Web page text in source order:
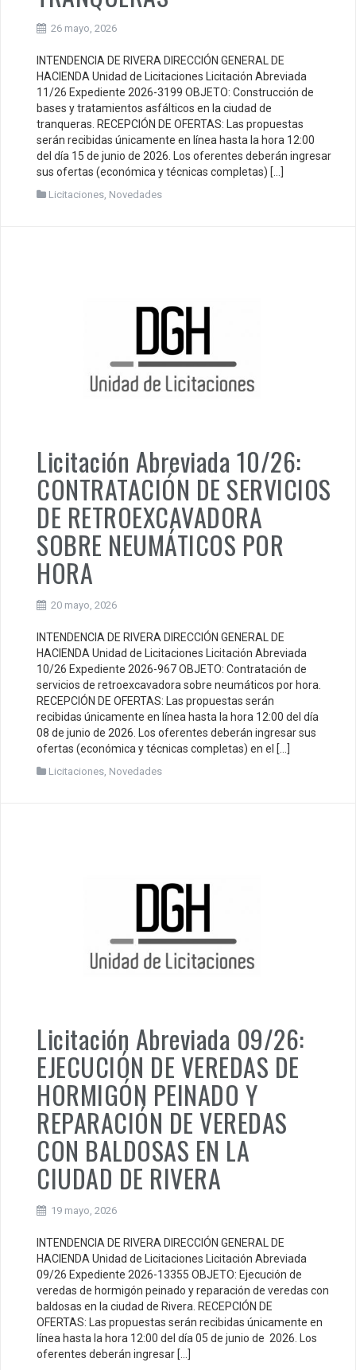
26 mayo, 2026
INTENDENCIA DE RIVERA DIRECCIÓN GENERAL DE
HACIENDA Unidad de Licitaciones Licitación Abreviada
11/26 Expediente 2026-3199 OBJETO: Construcción de
bases y tratamientos asfálticos en la ciudad de
tranqueras. RECEPCIÓN DE OFERTAS: Las propuestas
serán recibidas únicamente en línea hasta la hora 12:00
del día 15 de junio de 2026. Los oferentes deberán ingresar
sus ofertas (económica y técnicas completas) […]
Licitaciones, Novedades
Licitación Abreviada 10/26:
CONTRATACIÓN DE SERVICIOS
DE RETROEXCAVADORA
SOBRE NEUMÁTICOS POR
HORA
20 mayo, 2026
INTENDENCIA DE RIVERA DIRECCIÓN GENERAL DE
HACIENDA Unidad de Licitaciones Licitación Abreviada
10/26 Expediente 2026-967 OBJETO: Contratación de
servicios de retroexcavadora sobre neumáticos por hora.
RECEPCIÓN DE OFERTAS: Las propuestas serán
recibidas únicamente en línea hasta la hora 12:00 del día
08 de junio de 2026. Los oferentes deberán ingresar sus
ofertas (económica y técnicas completas) en el […]
Licitaciones, Novedades
Licitación Abreviada 09/26:
EJECUCIÓN DE VEREDAS DE
HORMIGÓN PEINADO Y
REPARACIÓN DE VEREDAS
CON BALDOSAS EN LA
CIUDAD DE RIVERA
19 mayo, 2026
INTENDENCIA DE RIVERA DIRECCIÓN GENERAL DE
HACIENDA Unidad de Licitaciones Licitación Abreviada
09/26 Expediente 2026-13355 OBJETO: Ejecución de
veredas de hormigón peinado y reparación de veredas con
baldosas en la ciudad de Rivera. RECEPCIÓN DE
OFERTAS: Las propuestas serán recibidas únicamente en
línea hasta la hora 12:00 del día 05 de junio de 2026. Los
oferentes deberán ingresar […]